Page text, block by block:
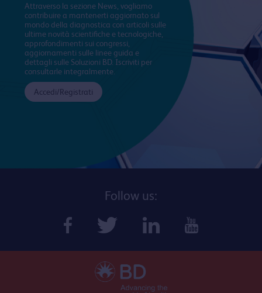
Attraverso la sezione News, vogliamo
contribuire a mantenerti aggiornato sul
mondo della diagnostica con articoli sulle
ultime novità scientifiche e tecnologiche,
approfondimenti sui congressi,
aggiornamenti sulle linee guida e
dettagli sulle Soluzioni BD. Iscriviti per
consultarle integralmente.
Accedi/Registrati
Follow us: